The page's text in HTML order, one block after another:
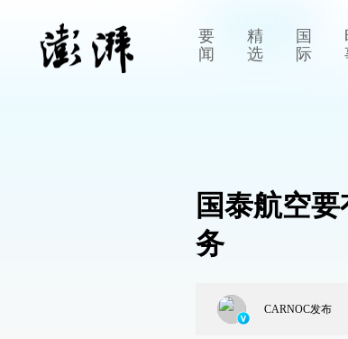
要
闻
精
选
国
际
国泰航空
务
CARNOC发布